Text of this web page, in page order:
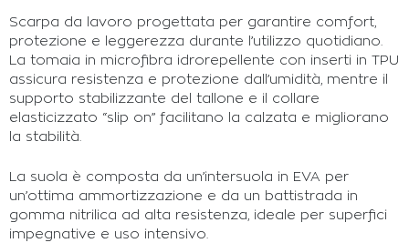
Scarpa da lavoro progettata per garantire comfort,
protezione e leggerezza durante l’utilizzo quotidiano.
La tomaia in microfibra idrorepellente con inserti in TPU
assicura resistenza e protezione dall’umidità, mentre il
supporto stabilizzante del tallone e il collare
elasticizzato “slip on” facilitano la calzata e migliorano
la stabilità.
La suola è composta da un’intersuola in EVA per
un’ottima ammortizzazione e da un battistrada in
gomma nitrilica ad alta resistenza, ideale per superfici
impegnative e uso intensivo.